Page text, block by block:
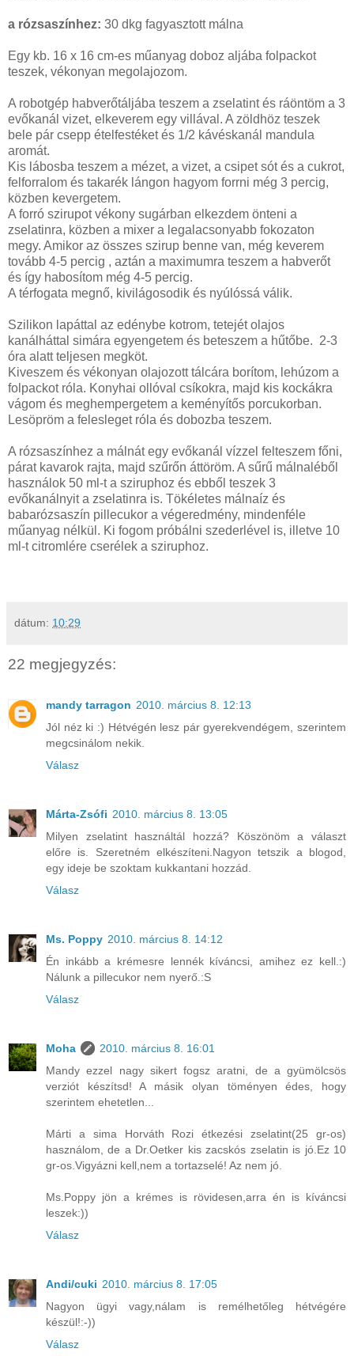
a rózsaszínhez: 30 dkg fagyasztott málna
Egy kb. 16 x 16 cm-es műanyag doboz aljába folpackot
teszek, vékonyan megolajozom.
A robotgép habverőtáljába teszem a zselatint és ráöntöm a 3
evőkanál vizet, elkeverem egy villával. A zöldhöz teszek
bele pár csepp ételfestéket és 1/2 kávéskanál mandula
aromát.
Kis lábosba teszem a mézet, a vizet, a csipet sót és a cukrot,
felforralom és takarék lángon hagyom forrni még 3 percig,
közben kevergetem.
A forró szirupot vékony sugárban elkezdem önteni a
zselatinra, közben a mixer a legalacsonyabb fokozaton
megy. Amikor az összes szirup benne van, még keverem
tovább 4-5 percig , aztán a maximumra teszem a habverőt
és így habosítom még 4-5 percig.
A térfogata megnő, kivilágosodik és nyúlóssá válik.
Szilikon lapáttal az edénybe kotrom, tetejét olajos
kanálháttal simára egyengetem és beteszem a hűtőbe. 2-3
óra alatt teljesen megköt.
Kiveszem és vékonyan olajozott tálcára borítom, lehúzom a
folpackot róla. Konyhai ollóval csíkokra, majd kis kockákra
vágom és meghempergetem a keményítős porcukorban.
Lesöpröm a felesleget róla és dobozba teszem.
A rózsaszínhez a málnát egy evőkanál vízzel felteszem főni,
párat kavarok rajta, majd szűrőn áttöröm. A sűrű málnaléből
használok 50 ml-t a sziruphoz és ebből teszek 3
evőkanálnyit a zselatinra is. Tökéletes málnaíz és
babarózsaszín pillecukor a végeredmény, mindenféle
műanyag nélkül. Ki fogom próbálni szederlével is, illetve 10
ml-t citromlére cserélek a sziruphoz.
dátum: 10:29
22 megjegyzés:
mandy tarragon 2010. március 8. 12:13
Jól néz ki :) Hétvégén lesz pár gyerekvendégem, szerintem
megcsinálom nekik.
Válasz
Márta-Zsófi 2010. március 8. 13:05
Milyen zselatint használtál hozzá? Köszönöm a választ
előre is. Szeretném elkészíteni.Nagyon tetszik a blogod,
egy ideje be szoktam kukkantani hozzád.
Válasz
Ms. Poppy 2010. március 8. 14:12
Én inkább a krémesre lennék kíváncsi, amihez ez kell.:)
Nálunk a pillecukor nem nyerő.:S
Válasz
Moha
2010. március 8. 16:01
Mandy ezzel nagy sikert fogsz aratni, de a gyümölcsös
verziót készítsd! A másik olyan töményen édes, hogy
szerintem ehetetlen...
Márti a sima Horváth Rozi étkezési zselatint(25 gr-os)
használom, de a Dr.Oetker kis zacskós zselatin is jó.Ez 10
gr-os.Vigyázni kell,nem a tortazselé! Az nem jó.
Ms.Poppy jön a krémes is rövidesen,arra én is kíváncsi
leszek:))
Válasz
Andi/cuki 2010. március 8. 17:05
Nagyon ügyi vagy,nálam is remélhetőleg hétvégére
készül!:-))
Válasz